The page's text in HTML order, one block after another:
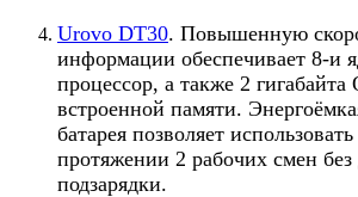
Urovo DT30. Повышенную
информации обеспечивает 8-и
процессор, а также 2
встроенной памяти.
батарея позволяет
протяжении 2 рабочих смен
подзарядки.